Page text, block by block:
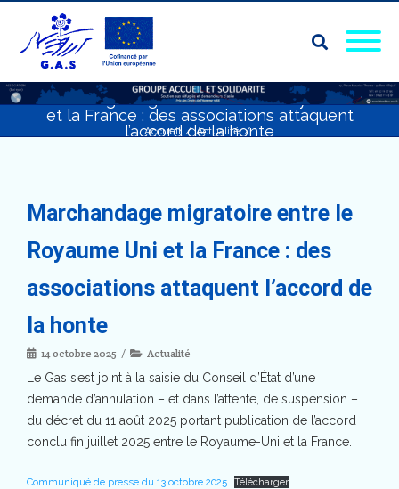
Marchandage migratoire entre le Royaume Uni
et la France : des associations attaquent
l’accord de la honte
Accueil / Actualité /
Marchandage migratoire entre le Royaume Uni et la France : des
Marchandage migratoire entre le
Royaume Uni et la France : des
associations attaquent l’accord de
la honte
14 octobre 2025 Actualité
Le Gas s’est joint à la saisie du Conseil d’État d’une
demande d’annulation – et dans l’attente, de suspension –
du décret du 11 août 2025 portant publication de l’accord
conclu fin juillet 2025 entre le Royaume-Uni et la France.
Communiqué de presse du 13 octobre 2025 Télécharger